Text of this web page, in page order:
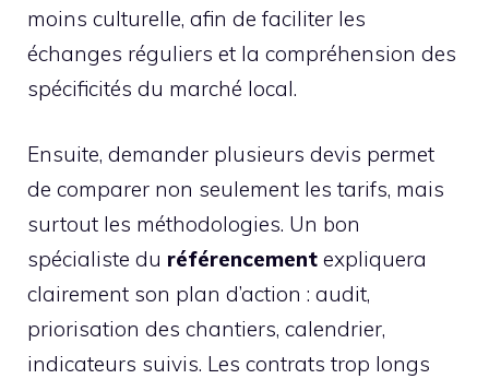
moins culturelle, afin de faciliter les
échanges réguliers et la compréhension des
spécificités du marché local.
Ensuite, demander plusieurs devis permet
de comparer non seulement les tarifs, mais
surtout les méthodologies. Un bon
spécialiste du référencement expliquera
clairement son plan d’action : audit,
priorisation des chantiers, calendrier,
indicateurs suivis. Les contrats trop longs